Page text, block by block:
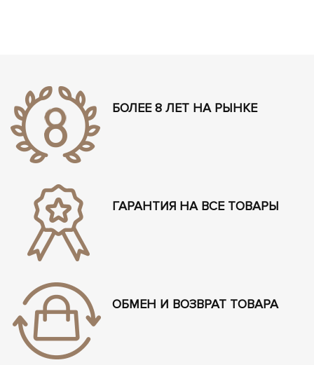
БОЛЕЕ 8 ЛЕТ НА РЫНКЕ
ГАРАНТИЯ НА ВСЕ ТОВАРЫ
ОБМЕН И ВОЗВРАТ ТОВАРА